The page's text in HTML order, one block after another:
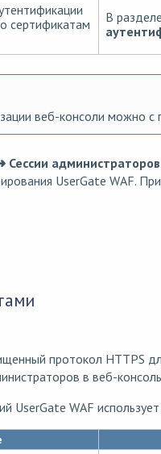
сертификатам
В
веб-консоли можно
администраторов
UserGate WAF.
протокол HTTPS
в веб-
UserGate WAF